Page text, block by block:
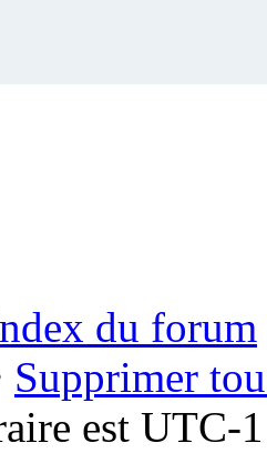
du forum
Supprimer
est UTC-